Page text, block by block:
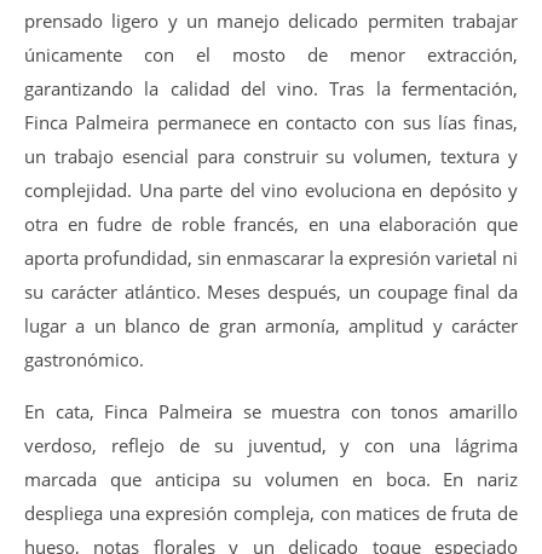
prensado ligero y un manejo delicado permiten trabajar
únicamente con el mosto de menor extracción,
garantizando la calidad del vino. Tras la fermentación,
Finca Palmeira permanece en contacto con sus lías finas,
un trabajo esencial para construir su volumen, textura y
complejidad. Una parte del vino evoluciona en depósito y
otra en fudre de roble francés, en una elaboración que
aporta profundidad, sin enmascarar la expresión varietal ni
su carácter atlántico. Meses después, un coupage final da
lugar a un blanco de gran armonía, amplitud y carácter
gastronómico.
En cata, Finca Palmeira se muestra con tonos amarillo
verdoso, reflejo de su juventud, y con una lágrima
marcada que anticipa su volumen en boca. En nariz
despliega una expresión compleja, con matices de fruta de
hueso, notas florales y un delicado toque especiado